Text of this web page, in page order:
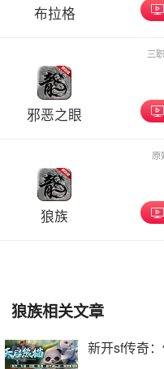
布拉格
邪恶之眼
三
狼族
原
狼族相关文章
新开sf传奇